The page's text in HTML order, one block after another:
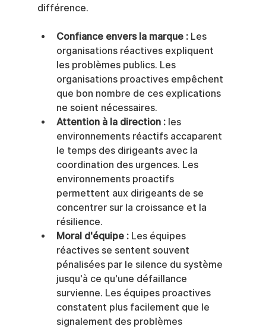
différence.
Confiance envers la marque : Les
organisations réactives expliquent
les problèmes publics. Les
organisations proactives empêchent
que bon nombre de ces explications
ne soient nécessaires.
Attention à la direction : les
environnements réactifs accaparent
le temps des dirigeants avec la
coordination des urgences. Les
environnements proactifs
permettent aux dirigeants de se
concentrer sur la croissance et la
résilience.
Moral d'équipe : Les équipes
réactives se sentent souvent
pénalisées par le silence du système
jusqu'à ce qu'une défaillance
survienne. Les équipes proactives
constatent plus facilement que le
signalement des problèmes